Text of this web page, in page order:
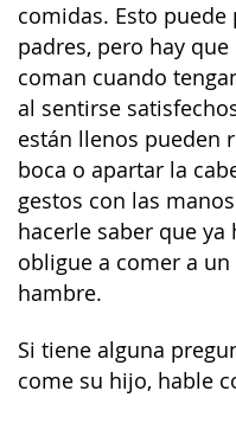
comidas. Esto
padres, pero hay
coman cuando
al sentirse
están llenos pueden
boca o apartar la
gestos con las
hacerle saber que
obligue a comer a
hambre.
Si tiene alguna
come su hijo, hable